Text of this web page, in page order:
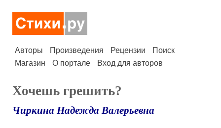
Авторы Произведения Рецензии
Поиск
Магазин
О портале Вход для авторов
Хочешь грешить?
Чиркина Надежда Валерьевна